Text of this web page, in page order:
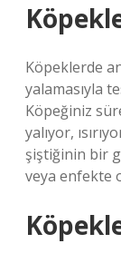
Köpeklerde
yalamasıyla
Köpeğiniz
yalıyor,
şiştiğinin bir
veya enfekte